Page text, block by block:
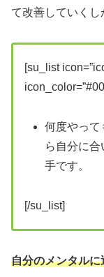
て改善していくし
[su_list
何度やって
ら自分に
手です。
[/su_list]
自分のメンタル